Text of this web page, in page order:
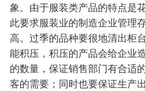
象。由于服装类产品的特点是
此要求服装业的制造企业管理
高。过季的品种要很地清出柜
能积压，积压的产品会给企业
的数量，保证销售部门有合适
客的需要；同时也要保证生产